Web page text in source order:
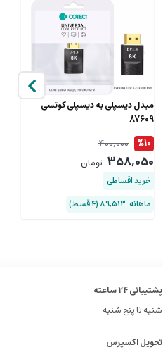
مبدل دیسپلی به دیسپلی کوتسی
87609
%10
400,000
358,050 تومان
خرید اقساطی
ماهانه: 89,513 (۴ قسط)
پشتیبانی 24 ساعته
شنبه تا پنج شنبه
تحویل اکسپرس